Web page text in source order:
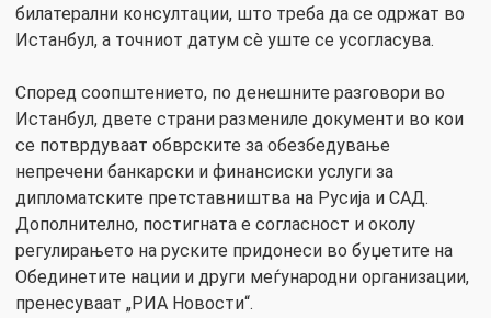
билатерални консултации, што треба да се одржат во
Истанбул, а точниот датум сè уште се усогласува.
Според соопштението, по денешните разговори во
Истанбул, двете страни размениле документи во кои
се потврдуваат обврските за обезбедување
непречени банкарски и финансиски услуги за
дипломатските претставништва на Русија и САД.
Дополнително, постигната е согласност и околу
регулирањето на руските придонеси во буџетите на
Обединетите нации и други меѓународни организации,
пренесуваат „РИА Новости“.